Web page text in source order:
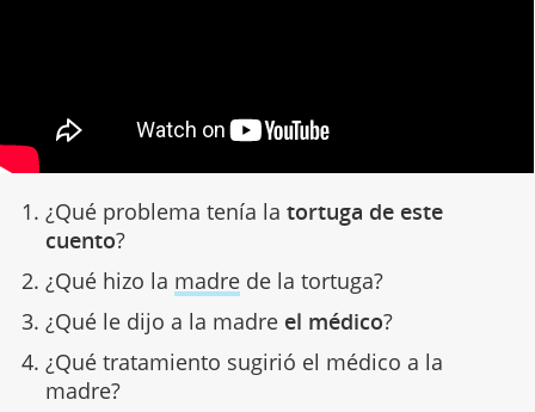
¿Qué problema tenía la tortuga de este
cuento?
¿Qué hizo la madrede la tortuga?
¿Qué le dijo a la madre el médico?
¿Qué tratamiento sugirió el médico a la
madre?